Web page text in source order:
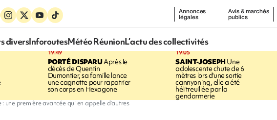
Annonces
légales
Avis & marchés
publics
diversInforoutesMétéo RéunionL’actu des collectivités
19:49
PORTÉ DISPARUAprès le
décès de Quentin
Dumontier, sa famille lance
une cagnotte pour rapatrier
son corps en Hexagone
19:05
SAINT-JOSEPHUne
adolescente chute de 6
mètres lors d'une sortie
cannyoning, elle a été
hélitreuillée par la
gendarmerie
première avancée qui en appelle d’autres